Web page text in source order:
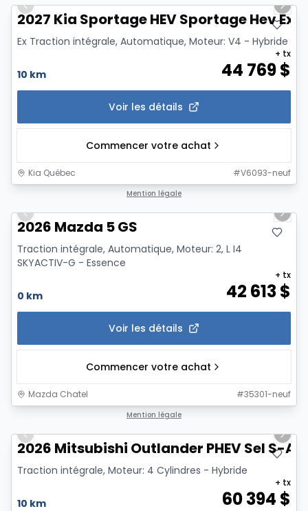
Previous slide Next
2027 Kia Sportage HEV Sportage Hev Ex
Ex Traction intégrale, Automatique, Moteur: V4 - Hybride
10 km 44 769$
+ tx
Voir les détails
Commencer votre achat
Kia Québec #V6093-neuf
Mention légale
Previous slide
Next
2026 Mazda 5 GS
Traction intégrale, Automatique, Moteur: 2, L I4
SKYACTIV-G - Essence
0 km 42 613$
+ tx
Voir les détails
Commencer votre achat
Mazda Chatel #35301-neuf
Mention légale
Previous slide
Next
2026 Mitsubishi Outlander PHEV Sel S-
Traction intégrale, Moteur: 4 Cylindres - Hybride
10 km 60 394 $
+ tx